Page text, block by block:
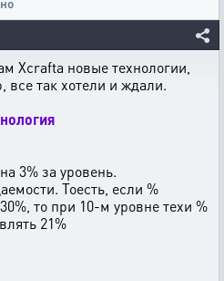
Xcrafta новые технологии,
все так хотели и ждали.
3% за уровень.
Тоесть, если %
то при 10-м уровне техи %
21%